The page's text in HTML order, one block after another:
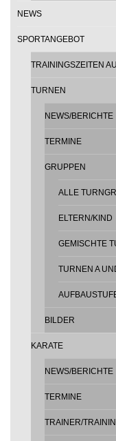
NEWS
SPORTANGEBOT
TRAININGSZEITEN
TURNEN
NEWS/BERICHTE
TERMINE
GRUPPEN
ALLE
ELTERN/KIND
GEMISCHTE
TURNEN A
BILDER
KARATE
NEWS/BERICHTE
TERMINE
TRAINER/